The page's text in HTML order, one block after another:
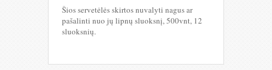
Šios servetėlės skirtos nuvalyti nagus ar
pašalinti nuo jų lipnų sluoksnį, 500vnt, 12
sluoksnių.